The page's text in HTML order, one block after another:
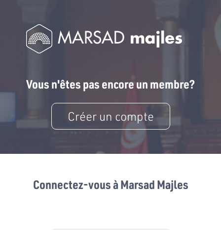
Vous n'êtes pas encore un membre?
Créer un compte
Connectez-vous à Marsad Majles